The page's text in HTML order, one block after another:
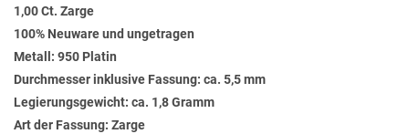
1,00 Ct. Zarge
100% Neuware und ungetragen
Metall: 950 Platin
Durchmesser inklusive Fassung: ca. 5,5 mm
Legierungsgewicht: ca. 1,8 Gramm
Art der Fassung: Zarge